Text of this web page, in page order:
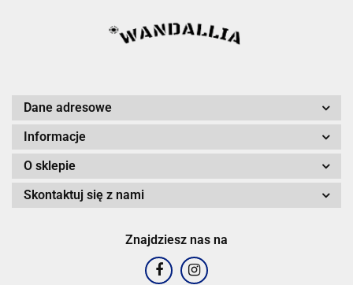
Dane adresowe
Informacje
O sklepie
Skontaktuj się z nami
Znajdziesz nas na